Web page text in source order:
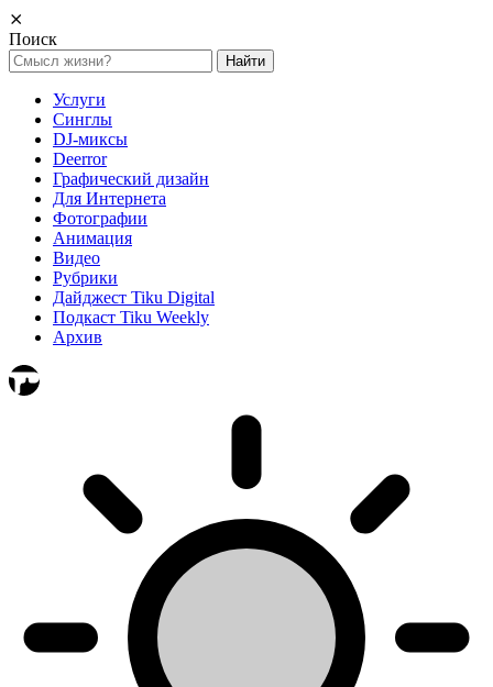
⨯
Поиск
Найти:
Услуги
Синглы
DJ-миксы
Deerror
Графический дизайн
Для Интернета
Фотографии
Анимация
Видео
Рубрики
Дайджест Tiku Digital
Подкаст Tiku Weekly
Архив